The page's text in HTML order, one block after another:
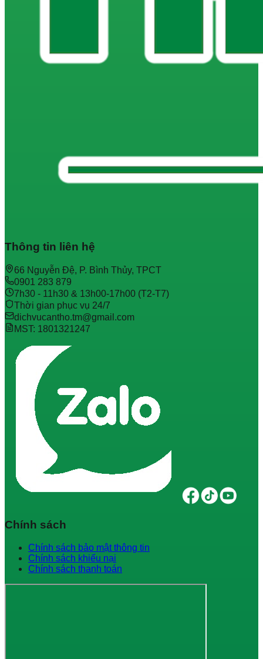
Thông tin liên hệ
66 Nguyễn Đệ, P. Bình Thủy, TPCT
0901 283 879
7h30 - 11h30 & 13h00-17h00 (T2-T7)
Thời gian phục vụ 24/7
dichvucantho.tm@gmail.com
MST: 1801321247
Chính sách
Chính sách bảo mật thông tin
Chính sách khiếu nại
Chính sách thanh toán